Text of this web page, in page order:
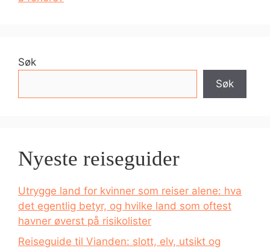
Søk
Søk
Nyeste reiseguider
Utrygge land for kvinner som reiser alene: hva
det egentlig betyr, og hvilke land som oftest
havner øverst på risikolister
Reiseguide til Vianden: slott, elv, utsikt og